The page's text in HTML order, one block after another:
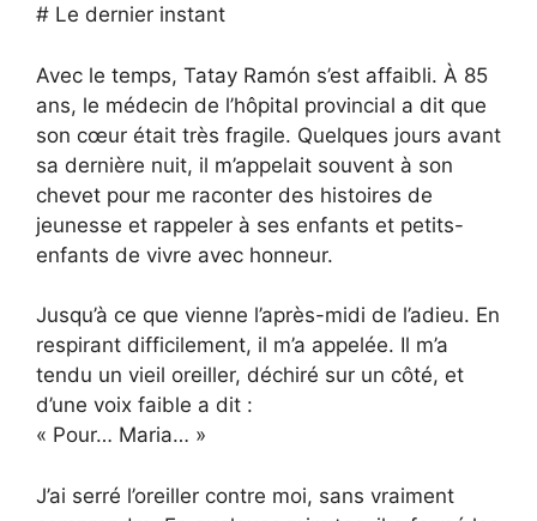
# Le dernier instant
Avec le temps, Tatay Ramón s’est affaibli. À 85
ans, le médecin de l’hôpital provincial a dit que
son cœur était très fragile. Quelques jours avant
sa dernière nuit, il m’appelait souvent à son
chevet pour me raconter des histoires de
jeunesse et rappeler à ses enfants et petits-
enfants de vivre avec honneur.
Jusqu’à ce que vienne l’après-midi de l’adieu. En
respirant difficilement, il m’a appelée. Il m’a
tendu un vieil oreiller, déchiré sur un côté, et
d’une voix faible a dit :
« Pour… Maria… »
J’ai serré l’oreiller contre moi, sans vraiment